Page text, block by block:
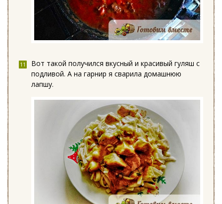
Вот такой получился вкусный и красивый гуляш с
подливой. А на гарнир я сварила домашнюю
лапшу.